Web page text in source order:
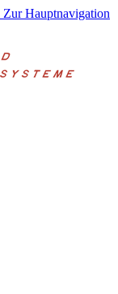
Zur Hauptnavigation